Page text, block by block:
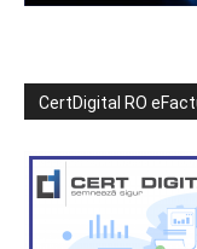
CertDigital RO